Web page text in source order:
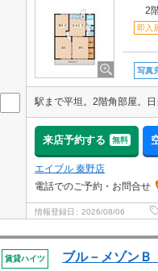
2
即入
写真
来店予約する 無料
エイブル 秦野店
電話でのご予約・お問合せ
情報登録日 2026/08/06
賃貸ハイツ ブル－メゾンＢ